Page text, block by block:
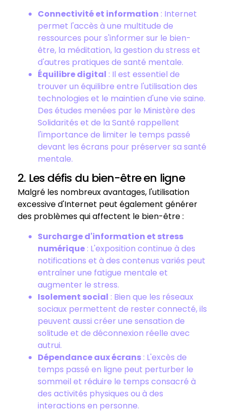
Connectivité et information : Internet
permet l'accès à une multitude de
ressources pour s'informer sur le bien-
être, la méditation, la gestion du stress et
d'autres pratiques de santé mentale.
Équilibre digital : Il est essentiel de
trouver un équilibre entre l'utilisation des
technologies et le maintien d'une vie saine.
Des études menées par le Ministère des
Solidarités et de la Santé rappellent
l'importance de limiter le temps passé
devant les écrans pour préserver sa santé
mentale.
2. Les défis du bien-être en ligne
Malgré les nombreux avantages, l'utilisation
excessive d'Internet peut également générer
des problèmes qui affectent le bien-être :
Surcharge d'information et stress
numérique : L'exposition continue à des
notifications et à des contenus variés peut
entraîner une fatigue mentale et
augmenter le stress.
Isolement social : Bien que les réseaux
sociaux permettent de rester connecté, ils
peuvent aussi créer une sensation de
solitude et de déconnexion réelle avec
autrui.
Dépendance aux écrans : L'excès de
temps passé en ligne peut perturber le
sommeil et réduire le temps consacré à
des activités physiques ou à des
interactions en personne.